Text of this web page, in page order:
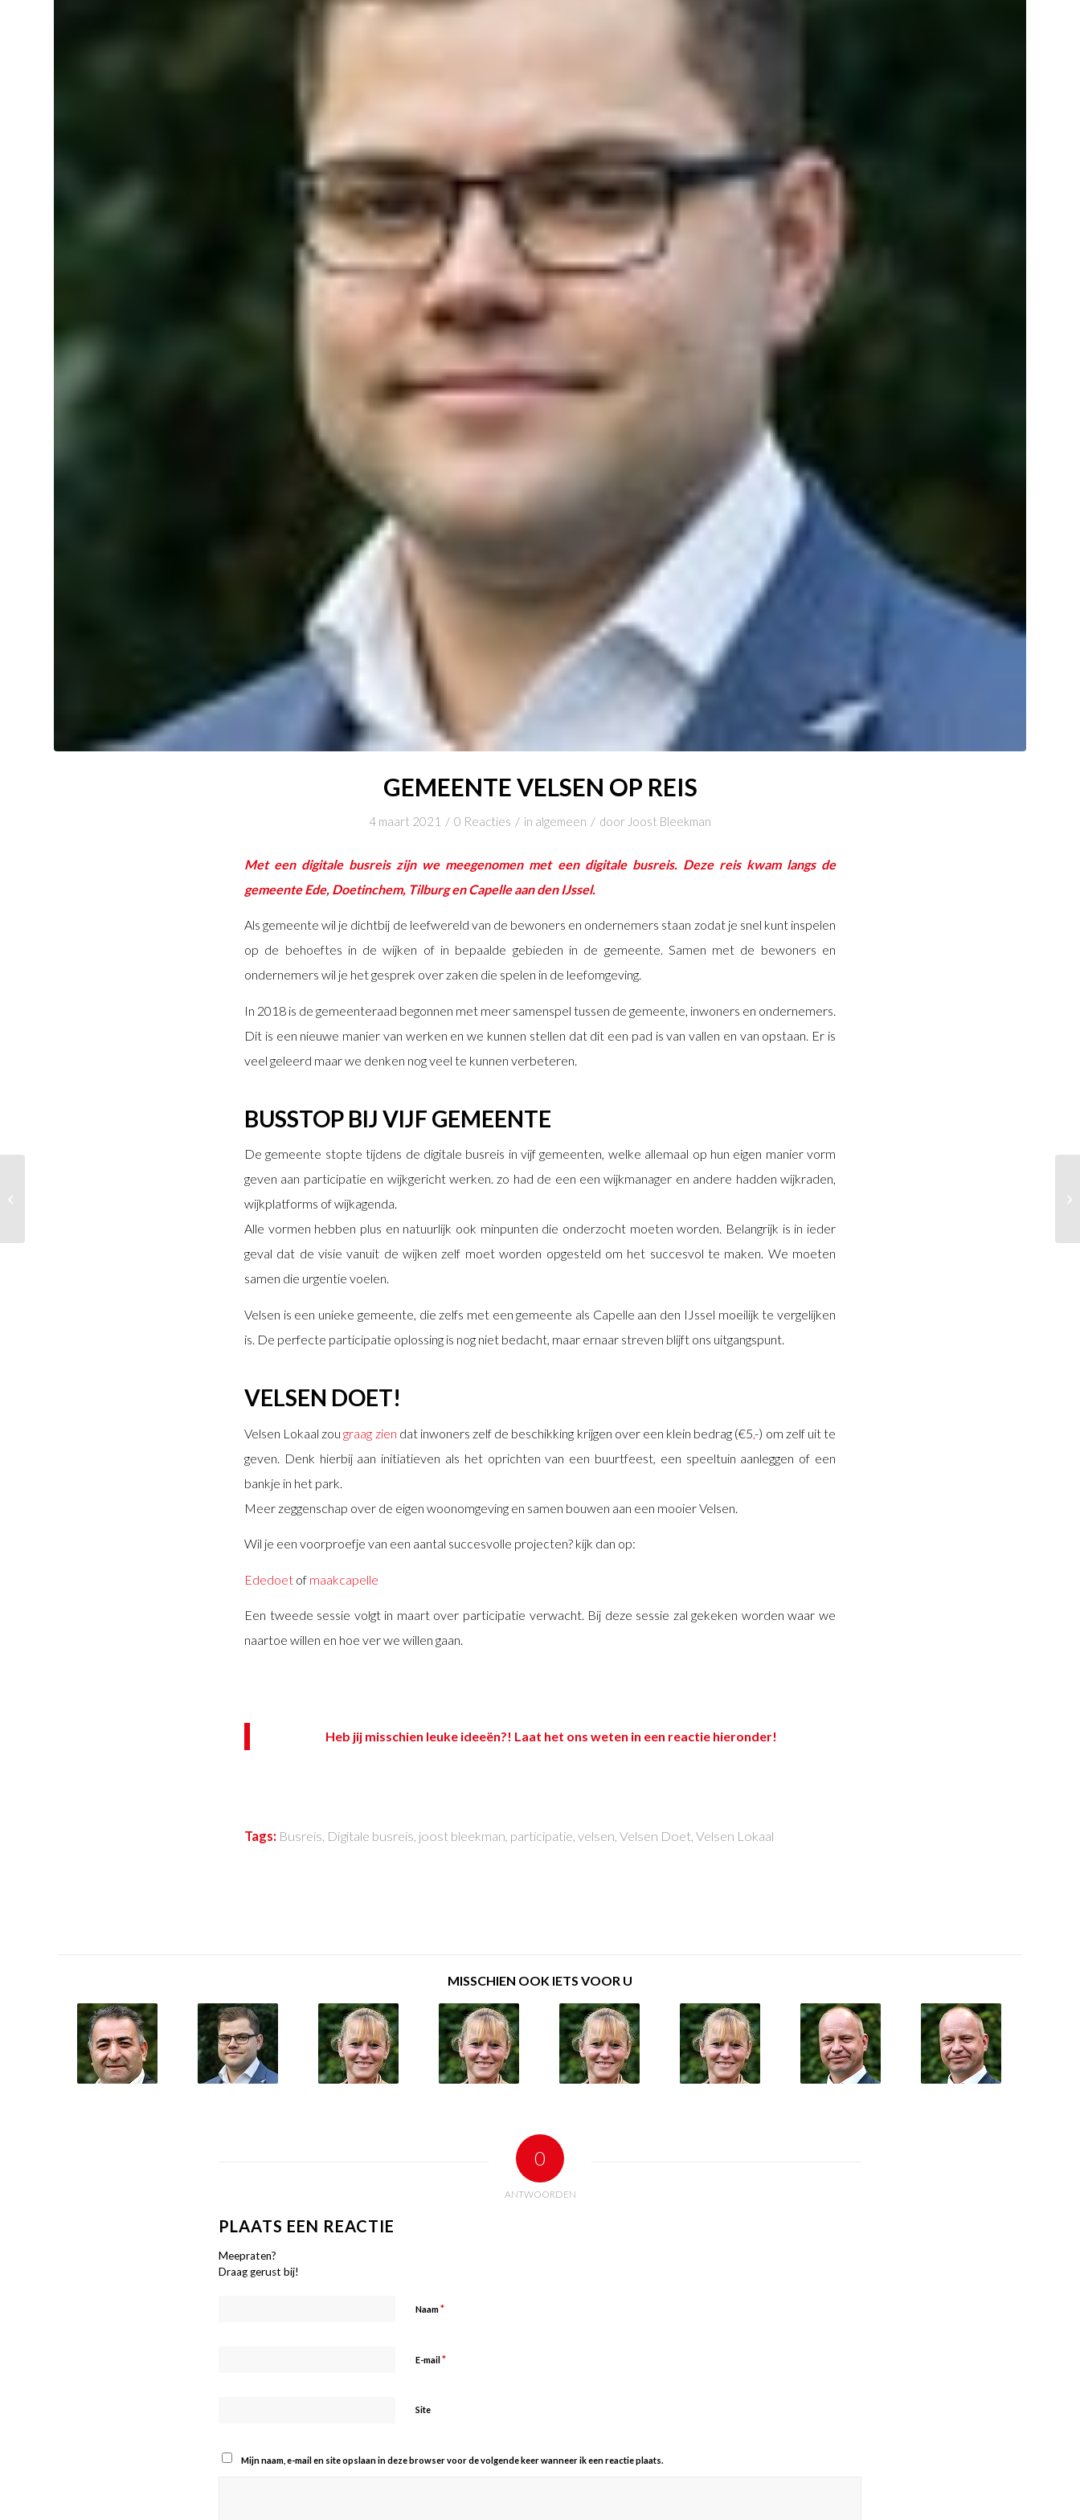
GEMEENTE VELSEN OP REIS
4 maart 2021 / 0 Reacties / in algemeen / door Joost Bleekman
Met een digitale busreis zijn we meegenomen met een digitale busreis. Deze reis kwam langs de
gemeente Ede, Doetinchem, Tilburg en Capelle aan den IJssel.
Als gemeente wil je dichtbij de leefwereld van de bewoners en ondernemers staan zodat je snel kunt inspelen
op de behoeftes in de wijken of in bepaalde gebieden in de gemeente. Samen met de bewoners en
ondernemers wil je het gesprek over zaken die spelen in de leefomgeving.
In 2018 is de gemeenteraad begonnen met meer samenspel tussen de gemeente, inwoners en ondernemers.
Dit is een nieuwe manier van werken en we kunnen stellen dat dit een pad is van vallen en van opstaan. Er is
veel geleerd maar we denken nog veel te kunnen verbeteren.
BUSSTOP BIJ VIJF GEMEENTE
De gemeente stopte tijdens de digitale busreis in vijf gemeenten, welke allemaal op hun eigen manier vorm
geven aan participatie en wijkgericht werken. zo had de een een wijkmanager en andere hadden wijkraden,
wijkplatforms of wijkagenda.
Alle vormen hebben plus en natuurlijk ook minpunten die onderzocht moeten worden. Belangrijk is in ieder
geval dat de visie vanuit de wijken zelf moet worden opgesteld om het succesvol te maken. We moeten
samen die urgentie voelen.
Velsen is een unieke gemeente, die zelfs met een gemeente als Capelle aan den IJssel moeilijk te vergelijken
is. De perfecte participatie oplossing is nog niet bedacht, maar ernaar streven blijft ons uitgangspunt.
VELSEN DOET!
Velsen Lokaal zougraag zien dat inwoners zelf de beschikking krijgen over een klein bedrag (€5,-) om zelf uit te
geven. Denk hierbij aan initiatieven als het oprichten van een buurtfeest, een speeltuin aanleggen of een
bankje in het park.
Meer zeggenschap over de eigen woonomgeving en samen bouwen aan een mooier Velsen.
Wil je een voorproefje van een aantal succesvolle projecten? kijk dan op:
Ededoet of maakcapelle
Een tweede sessie volgt in maart over participatie verwacht. Bij deze sessie zal gekeken worden waar we
naartoe willen en hoe ver we willen gaan.
Heb jij misschien leuke ideeën?! Laat het ons weten in een reactie hieronder!
Tags: Busreis, Digitale busreis, joost bleekman, participatie, velsen, Velsen Doet, Velsen Lokaal
MISSCHIEN OOK IETS VOOR U
0
ANTWOORDEN
PLAATS EEN REACTIE
Meepraten?
Draag gerust bij!
Naam*
E-mail*
Site
Mijn naam, e-mail en site opslaan in deze browser voor de volgende keer wanneer ik een reactie plaats.